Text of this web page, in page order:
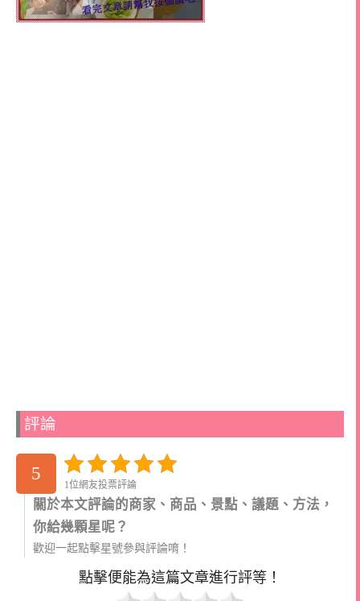
評論
5
1位網友投票評論
關於本文評論的商家、商品、景點、議題、方法，
你給幾顆星呢？
歡迎一起點擊星號參與評論唷！
點擊便能為這篇文章進行評等！